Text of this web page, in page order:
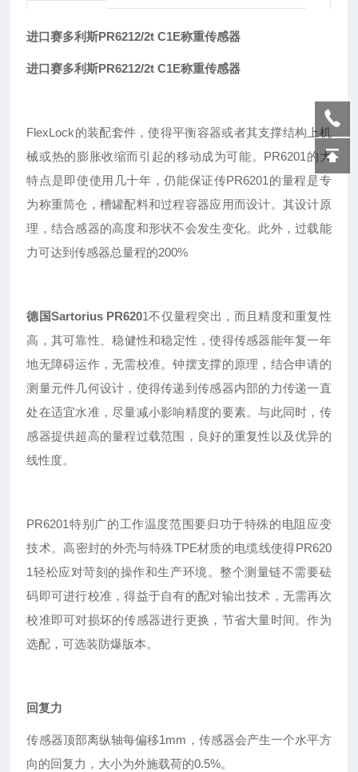
进口赛多利斯PR6212/2t C1E称重传感器
进口赛多利斯PR6212/2t C1E称重传感器
FlexLock的装配套件，使得平衡容器或者其支撑结构上机
械或热的膨胀收缩而引起的移动成为可能。PR6201的大
特点是即使使用几十年，仍能保证传PR6201的量程是专
为称重筒仓，槽罐配料和过程容器应用而设计。其设计原
理，结合感器的高度和形状不会发生变化。此外，过载能
力可达到传感器总量程的200%
德国SartoriusPR6201不仅量程突出 ， 而且精度和重复性
高 ， 其可靠性 、稳健性和稳定性，使得传感器能年复一年
地无障碍运作，无需校准。钟摆支撑的原理，结合申请的
测量元件几何设计，使得传递到传感器内部的力传递一直
处在适宜水准，尽量减小影响精度的要素。与此同时，传
感器提供超高的量程过载范围，良好的重复性以及优异的
线性度。
PR6201特别广的工作温度范围要归功于特殊的电阻应变
技术。高密封的外壳与特殊TPE材质的电缆线使得PR620
1轻松应对苛刻的操作和生产环境。整个测量链不需要砝
码即可进行校准，得益于自有的配对输出技术，无需再次
校准即可对损坏的传感器进行更换，节省大量时间。作为
选配，可选装防爆版本。
回复力
传感器顶部离纵轴每偏移1mm，传感器会产生一个水平方
向的回复力，大小为外施载荷的0.5%。